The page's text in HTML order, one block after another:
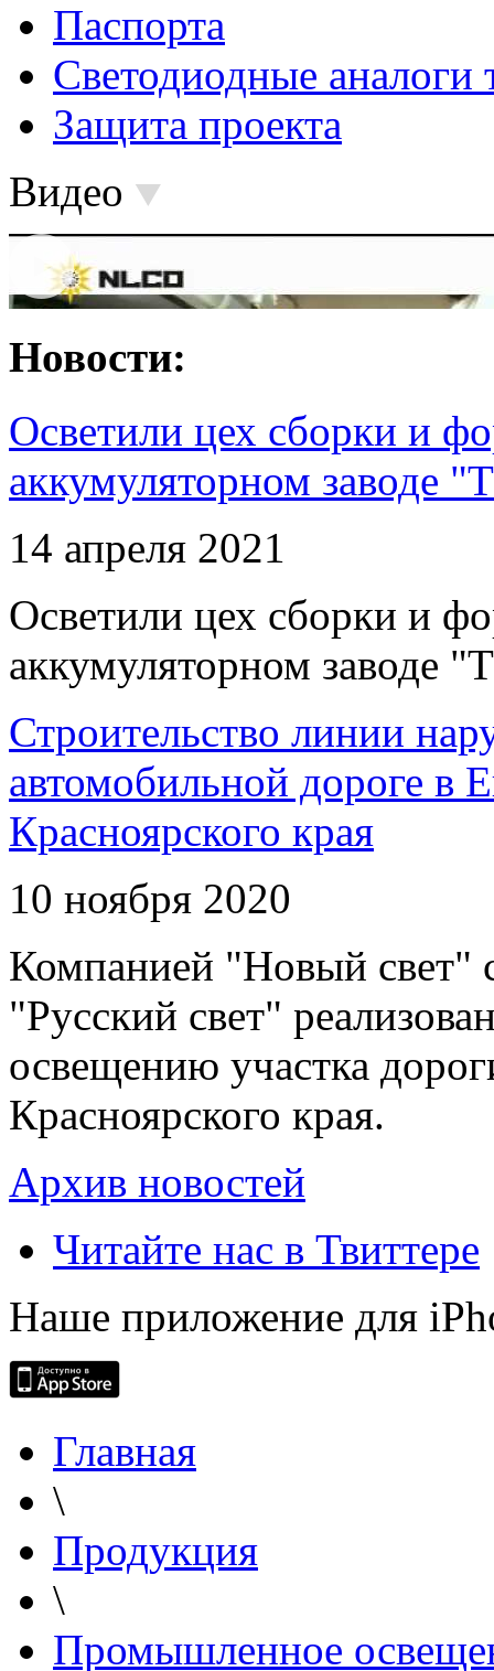
Паспорта
Светодиодные аналоги
Защита проекта
Видео
Новости:
Осветили цех сборки и
аккумуляторном заводе
14 апреля 2021
Осветили цех сборки и
аккумуляторном заводе
Строительство линии
автомобильной дороге в
Красноярского края
10 ноября 2020
Компанией "Новый свет"
"Русский свет"
освещению участка
Красноярского края.
Архив новостей
Читайте нас в Твиттере
Наше приложение для
Главная
\
Продукция
\
Промышленное